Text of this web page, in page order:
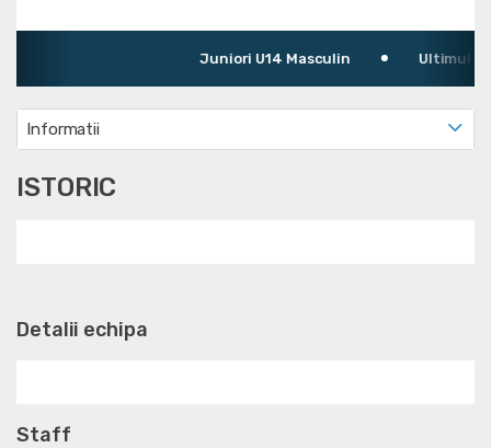
Juniori U14 Masculin Ultimul meci:
Informatii
ISTORIC
Detalii echipa
Staff